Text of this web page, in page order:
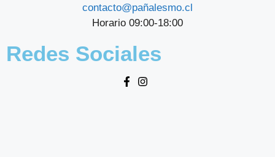
contacto@pañalesmo.cl
Horario 09:00-18:00
Redes Sociales